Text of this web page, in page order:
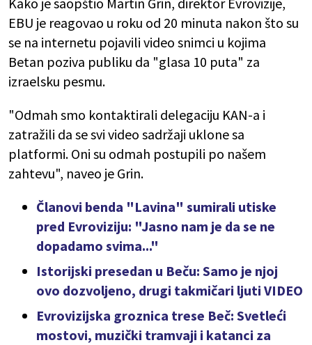
EBU je reagovao u roku od 20 minuta nakon što su
se na internetu pojavili video snimci u kojima
Betan poziva publiku da "glasa 10 puta" za
izraelsku pesmu.
"Odmah smo kontaktirali delegaciju KAN-a i
zatražili da se svi video sadržaji uklone sa
platformi. Oni su odmah postupili po našem
zahtevu", naveo je Grin.
Članovi benda "Lavina" sumirali utiske
pred Evroviziju: "Jasno nam je da se ne
dopadamo svima..."
Istorijski presedan u Beču: Samo je njoj
ovo dozvoljeno, drugi takmičari ljuti VIDEO
Evrovizijska groznica trese Beč: Svetleći
mostovi, muzički tramvaji i katanci za